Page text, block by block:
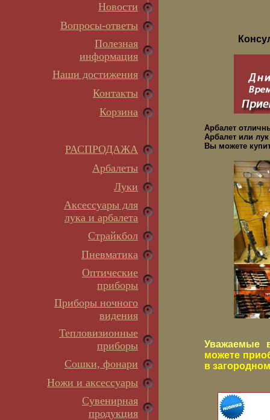
Новости
Вопросы-ответы
Полезная
информация
Наши достижения
Контакты
Корзина
РАСПРОДАЖА
Арбалеты
Луки
Аксессуары для
лука и арбалета
Страйкбол
Пневматика
Оптические
приборы
Приборы ночного
видения
Тепловизионные
приборы
Сошки, фонари
Ножи и аксессуары
Сувенирная
продукция
Арбалет
Арбалет или
Вы можете
Уважаемые
можете
в